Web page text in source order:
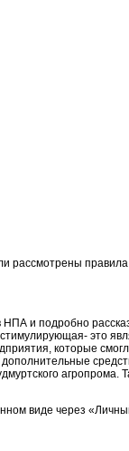
правила
и подробно
это
которые
агропрома.
виде через